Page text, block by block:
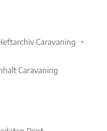
Caravaning
Caravaning